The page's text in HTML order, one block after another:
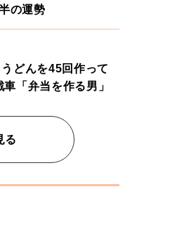
の運勢
どんを45回作って
「弁当を作る男」
る